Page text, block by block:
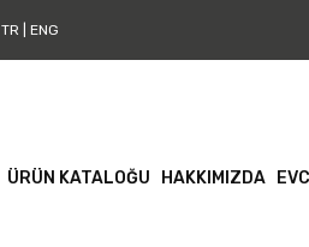
TR ENG
ÜRÜN KATALOĞU HAKKIMIZDA